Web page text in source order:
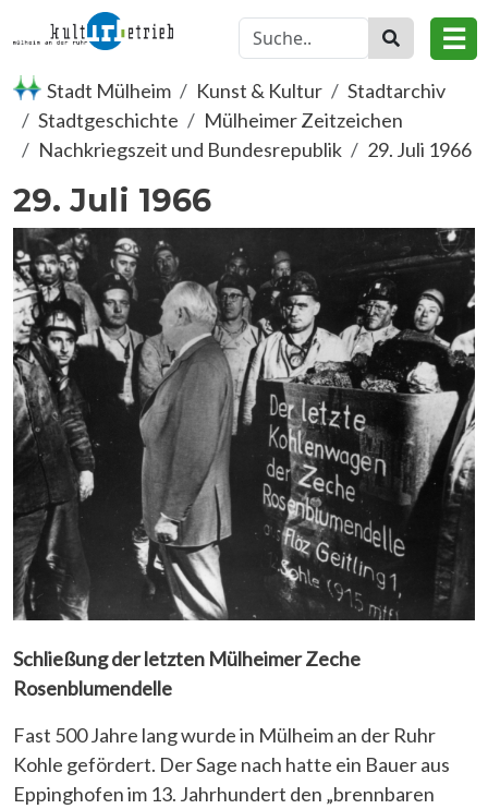
Direkt zum Inhalt
☰
Stadt Mülheim Kunst & Kultur
Stadtarchiv
Stadtgeschichte
Mülheimer Zeitzeichen
Nachkriegszeit und Bundesrepublik
29. Juli 1966
29. Juli 1966
Schließung der letzten Mülheimer Zeche
Rosenblumendelle
Fast 500 Jahre lang wurde in Mülheim an der Ruhr
Kohle gefördert. Der Sage nach hatte ein Bauer aus
Eppinghofen im 13. Jahrhundert den „brennbaren